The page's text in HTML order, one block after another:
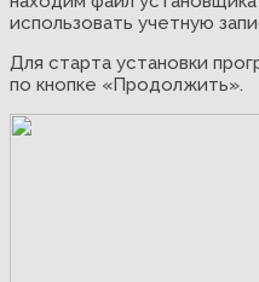
использовать учетную
Для старта установки
по кнопке «Продолжить».